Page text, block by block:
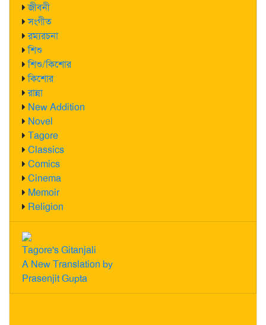
জীবনী
সংগীত
রম্যরচনা
শিশু
শিশু/কিশোর
কিশোর
রান্না
New Addition
Novel
Tagore
Classics
Comics
Cinema
Memoir
Religion
Tagore's Gitanjali
A New Translation by
Prasenjit Gupta